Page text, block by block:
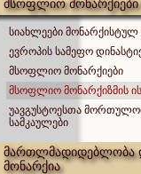
მსოფლიო მონარქიები
სიახლეები მონარქისტულ
ევროპის სამეფო
მსოფლიო მონარქიები
მსოფლიო მონარქიზმის
უავგუსტოესთა
სამკაულები
მართლმადიდებლობა
მონარქია